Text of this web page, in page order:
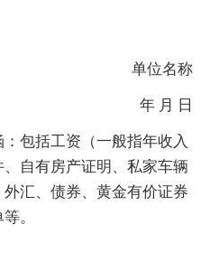
单位名称
年 月 日
包括工资（一般指年收入
自有房产证明、私家车辆
汇、债券、黄金有价证券
。